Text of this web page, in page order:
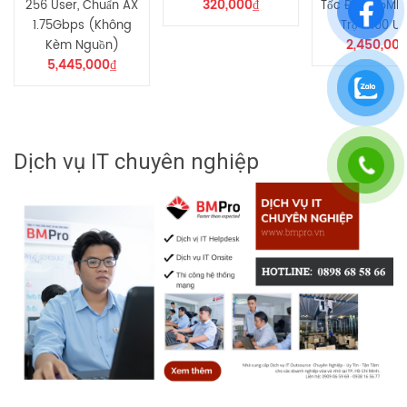
256 User, Chuẩn AX
1.75Gbps (Không
Kèm Nguồn)
5,445,000₫
320,000₫
Tốc Độ
Trợ +100
2,450,000
Dịch vụ IT chuyên nghiệp